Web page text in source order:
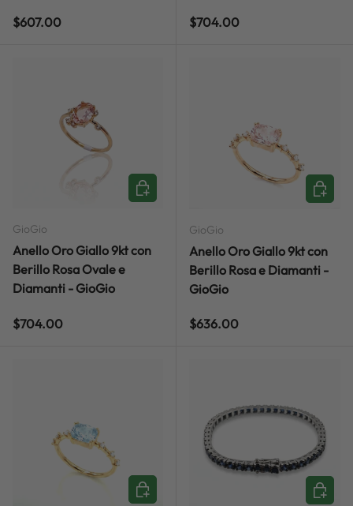
Regular price
$607.00 Regular price
$704.00
GioGio
Anello Oro Giallo 9kt con
Berillo Rosa Ovale e
Diamanti - GioGio
Regular price
$704.00
ADD TO CART
GioGio
Anello Oro Giallo 9kt con
Berillo Rosa e Diamanti -
GioGio
Regular price
$636.00
ADD
ADD TO CART ADD